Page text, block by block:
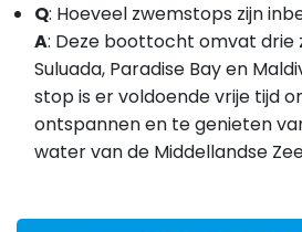
Q: Hoeveel zwemstops zijn
A: Deze boottocht omvat drie
Suluada, Paradise Bay en
stop is er voldoende vrije tijd
ontspannen en te genieten
water van de Middellandse